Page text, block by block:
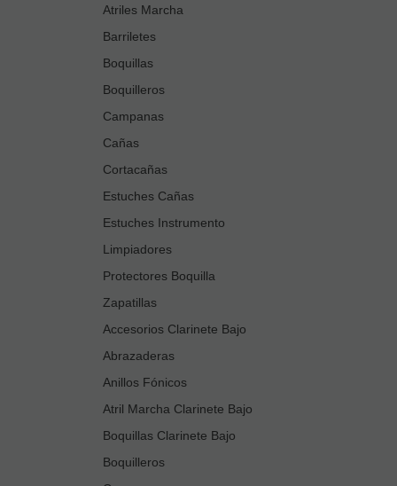
Atriles Marcha
Barriletes
Boquillas
Boquilleros
Campanas
Cañas
Cortacañas
Estuches Cañas
Estuches Instrumento
Limpiadores
Protectores Boquilla
Zapatillas
Accesorios Clarinete Bajo
Abrazaderas
Anillos Fónicos
Atril Marcha Clarinete Bajo
Boquillas Clarinete Bajo
Boquilleros